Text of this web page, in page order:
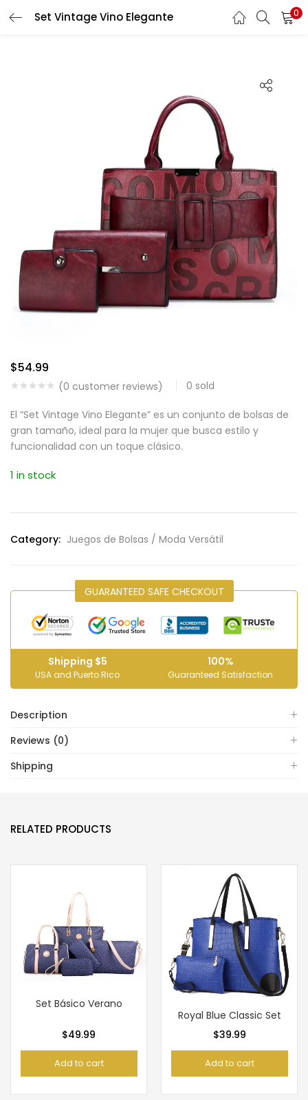
Set Vintage Vino Elegante 0
(0 customer reviews) 0 sold
$54.99
El “Set Vintage Vino Elegante” es un conjunto de bolsas de
gran tamaño, ideal para la mujer que busca estilo y
funcionalidad con un toque clásico.
1 in stock
Category: Juegos de Bolsas / Moda Versátil
GUARANTEED SAFE CHECKOUT
Shipping $5
USA and Puerto Rico
100%
Guaranteed Satisfaction
Description
Reviews (0)
Shipping
RELATED PRODUCTS
Set Básico Verano
$49.99
Add to cart
Royal Blue Classic Set
$39.99
Add to cart
LOGIN
Login
Lost password?